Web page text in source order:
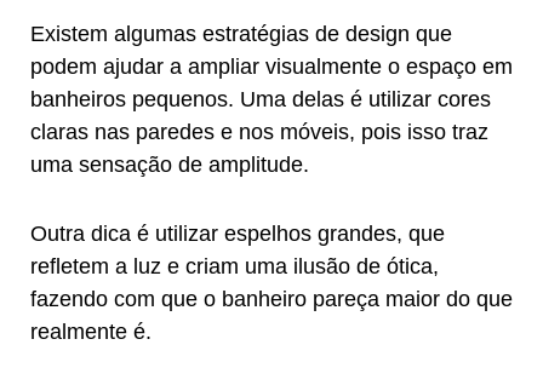
Existem algumas estratégias de design que
podem ajudar a ampliar visualmente o espaço em
banheiros pequenos. Uma delas é utilizar cores
claras nas paredes e nos móveis, pois isso traz
uma sensação de amplitude.
Outra dica é utilizar espelhos grandes, que
refletem a luz e criam uma ilusão de ótica,
fazendo com que o banheiro pareça maior do que
realmente é.